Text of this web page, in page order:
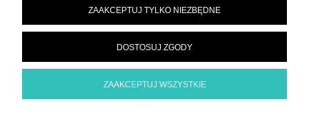
O NAS
SPEED grupa Sp. z o.o. | ul. Parkowa 12, 05-200 Wołomin |sekretariat@spd.pl
ZAAKCEPTUJ TYLKO NIEZBĘDNE
DOSTOSUJ ZGODY
ZAAKCEPTUJ WSZYSTKIE